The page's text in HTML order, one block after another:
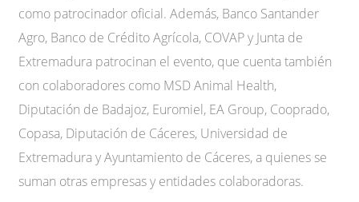
como patrocinador oficial. Además, Banco Santander
Agro, Banco de Crédito Agrícola, COVAP y Junta de
Extremadura patrocinan el evento, que cuenta también
con colaboradores como MSD Animal Health,
Diputación de Badajoz, Euromiel, EA Group, Cooprado,
Copasa, Diputación de Cáceres, Universidad de
Extremadura y Ayuntamiento de Cáceres, a quienes se
suman otras empresas y entidades colaboradoras.